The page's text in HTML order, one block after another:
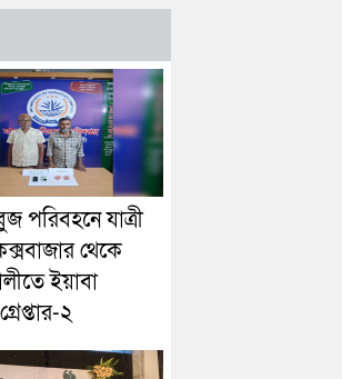
পরিবহনে যাত্রী
থেকে
ইয়াবা
২